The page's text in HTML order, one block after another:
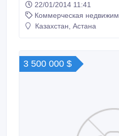
22/01/2014 11:41
Коммерческая
Казахстан, Астана
3 500 000 $